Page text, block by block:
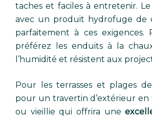
taches et faciles à entretenir.
avec un produit hydrofuge de
parfaitement à ces exigences.
préférez les enduits à la
l’humidité et résistent aux
Pour les terrasses et plages
pour un travertin d’extérieur en
ou vieillie qui offrira une